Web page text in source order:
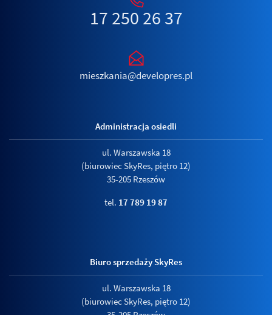
17 250 26 37
mieszkania@developres.pl
Administracja osiedli
ul. Warszawska 18
(biurowiec SkyRes, piętro 12)
35-205 Rzeszów
tel. 17 789 19 87
Biuro sprzedaży SkyRes
ul. Warszawska 18
(biurowiec SkyRes, piętro 12)